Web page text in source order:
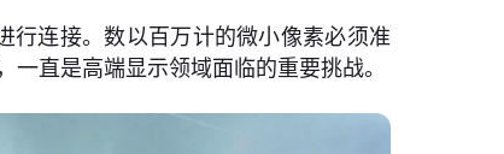
行连接。数以百万计的微小像素必须准
直是高端显示领域面临的重要挑战。